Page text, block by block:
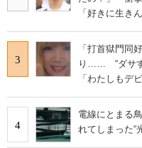
「好きに生き
3
「打首獄門同
り…… “ダサす
「わたしもデ
4
電線にとまる
れてしまった“